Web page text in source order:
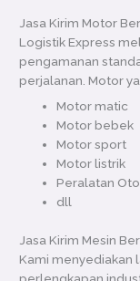
Jasa Kirim Motor
Logistik Express
pengamanan
perjalanan. Motor
Motor matic
Motor bebek
Motor sport
Motor listrik
Peralatan
dll
Jasa Kirim Mesin
Kami menyediakan
perlengkapan